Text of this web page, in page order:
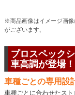
※商品画像はイメージ画
がございます。
プロスペック
車高調が登場！
車種ごとの専用設
車種ごとに合わせたス